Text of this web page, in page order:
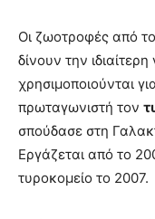
Οι ζωοτροφές από
δίνουν την
χρησιμοποιούνται
πρωταγωνιστή τον
σπούδασε στη
Εργάζεται από το
τυροκομείο το 2007.